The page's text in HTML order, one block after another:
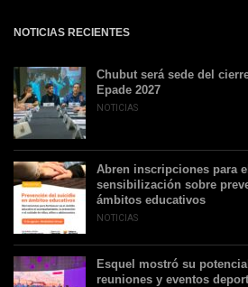
NOTICIAS RECIENTES
Chubut será sede del
Epade 2027
NOTICIAS
Abren inscripciones para
sensibilización sobre
ámbitos educativos
NOTICIAS
Esquel mostró su
reuniones y eventos